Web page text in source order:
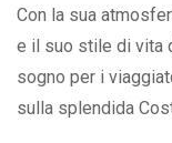
Con la sua
e il suo stile di vita
sogno per i
sulla splendida